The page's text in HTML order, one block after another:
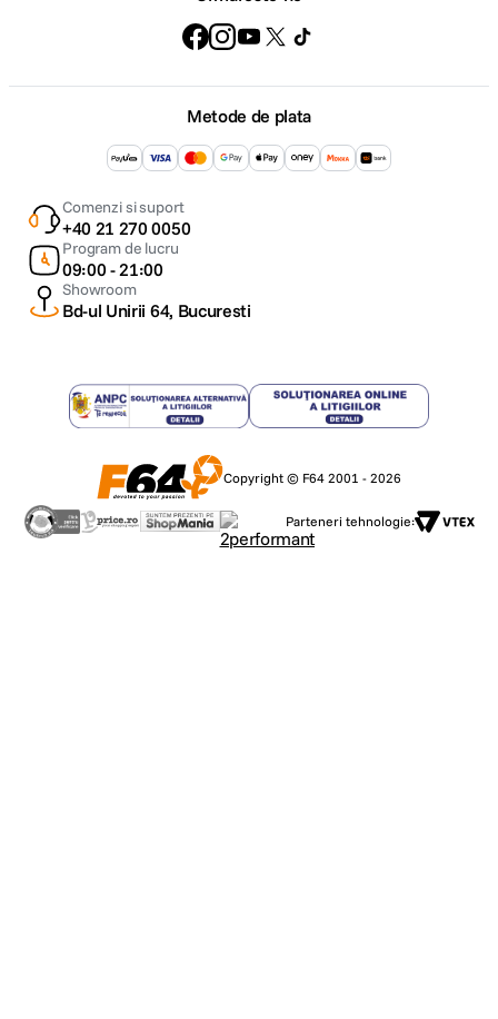
Metode de plata
Comenzi si suport
+40 21 270 0050
Program de lucru
09:00 - 21:00
Showroom
Bd-ul Unirii 64, Bucuresti
Copyright © F64 2001 - 2026
Parteneri tehnologie: